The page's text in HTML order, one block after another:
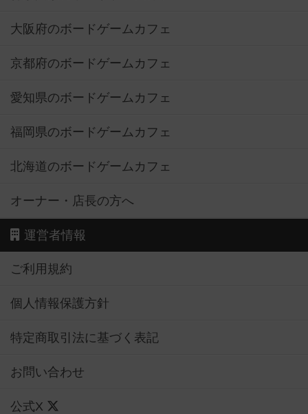
大阪府のボードゲームカフェ
京都府のボードゲームカフェ
愛知県のボードゲームカフェ
福岡県のボードゲームカフェ
北海道のボードゲームカフェ
オーナー・店長の方へ
運営者情報
ご利用規約
個人情報保護方針
特定商取引法に基づく表記
お問い合わせ
公式X